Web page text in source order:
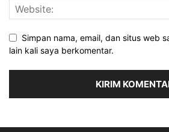
Simpan nama, email, dan situs web
lain kali saya berkomentar.